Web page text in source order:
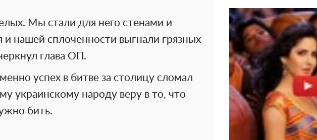
Мы стали для него стенами и
нашей сплоченности выгнали грязных
глава ОП.
успех в битве за столицу сломал
украинскому народу веру в то, что
бить.